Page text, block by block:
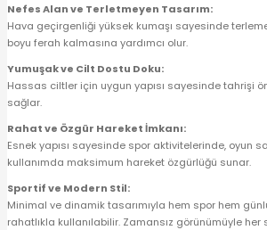
Nefes Alan ve Terletmeyen Tasarım:
Hava geçirgenliği yüksek kumaşı sayesinde
boyu ferah kalmasına yardımcı olur.
Yumuşak ve Cilt Dostu Doku:
Hassas ciltler için uygun yapısı sayesinde tahrişi
sağlar.
Rahat ve Özgür Hareket İmkanı:
Esnek yapısı sayesinde spor aktivitelerinde, oyun
kullanımda maksimum hareket özgürlüğü sunar.
Sportif ve Modern Stil:
Minimal ve dinamik tasarımıyla hem spor hem
rahatlıkla kullanılabilir. Zamansız görünümüyle her